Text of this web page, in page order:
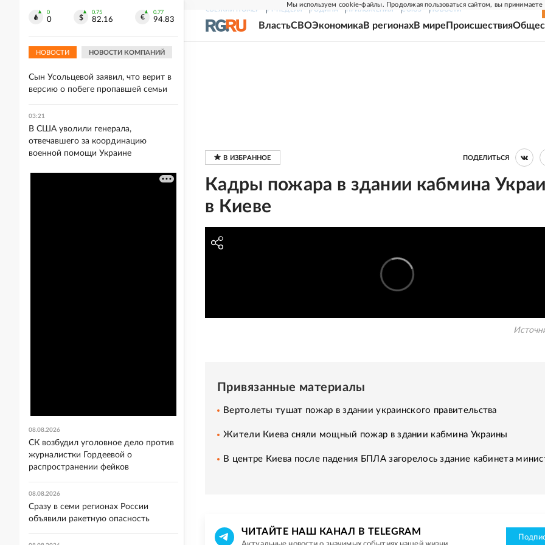
Мы используем cookie-файлы. Продолжая пользоваться сайтом, вы принимаете
СВЕЖИЙ НОМЕР РГ-НЕДЕЛЯ РОДИНА ПРИЛОЖЕНИЯ СОЮЗ НОВОСТИ
ВластьСВОЭкономикаВ регионахВ мире Происшествия
ПОДЕЛИТЬСЯ
Кадры пожара в здании кабмина
в Киеве
Привязанные материалы
Вертолеты тушат пожар в здании украинского правительства
Жители Киева сняли мощный пожар в здании кабмина Украины
В центре Киева после падения БПЛА загорелось здание кабинета
ЧИТАЙТЕ НАШ КАНАЛ В TELEGRAM
0
0
0.75
82.16
0.77
94.83
НОВОСТИ НОВОСТИ КОМПАНИЙ
Боец Чех рассказал, чему "азовцы"
Сын Усольцевой заявил, что верит в
версию о побеге пропавшей семьи
03:21
В США уволили генерала,
отвечавшего за координацию
военной помощи Украине
08.08.2026
СК возбудил уголовное дело против
журналистки Гордеевой о
распространении фейков
08.08.2026
Сразу в семи регионах России
объявили ракетную опасность